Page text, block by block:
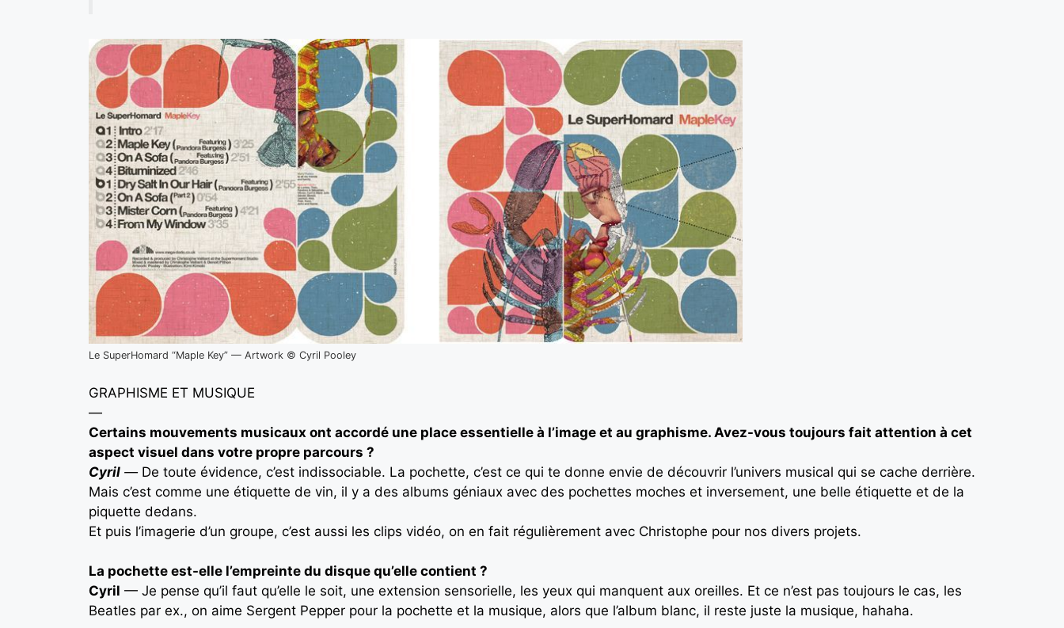
Le SuperHomard “Maple Key” — Artwork © Cyril Pooley
GRAPHISME ET MUSIQUE
—
Certains mouvements musicaux ont accordé une place essentielle à l’image et au graphisme. Avez-vous toujours fait attention à cet
aspect visuel dans votre propre parcours ?
Cyril —De toute évidence, c’est indissociable. La pochette, c’est ce qui te donne envie de découvrir l’univers musical qui se cache derrière.
Mais c’est comme une étiquette de vin, il y a des albums géniaux avec des pochettes moches et inversement, une belle étiquette et de la
piquette dedans.
Et puis l’imagerie d’un groupe, c’est aussi les clips vidéo, on en fait régulièrement avec Christophe pour nos divers projets.
La pochette est-elle l’empreinte du disque qu’elle contient ?
Cyril — Je pense qu’il faut qu’elle le soit, une extension sensorielle, les yeux qui manquent aux oreilles. Et ce n’est pas toujours le cas, les
Beatles par ex., on aime Sergent Pepper pour la pochette et la musique, alors que l’album blanc, il reste juste la musique, hahaha.